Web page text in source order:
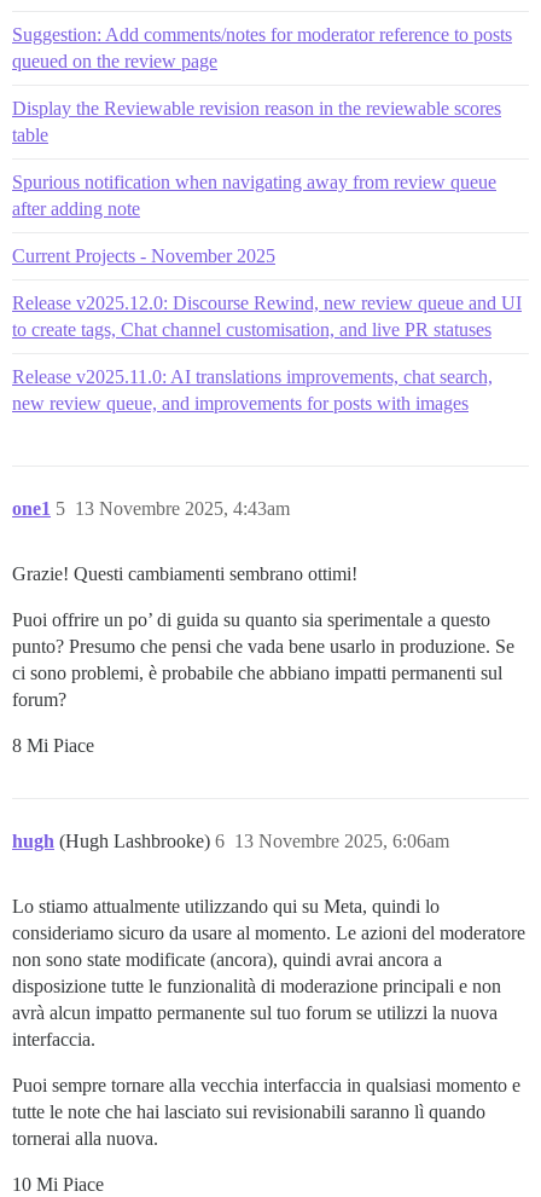
Suggestion: Add comments/notes for moderator reference to posts
queued on the review page
Display the Reviewable revision reason in the reviewable scores
table
Spurious notification when navigating away from review queue
after adding note
Current Projects - November 2025
Release v2025.12.0: Discourse Rewind, new review queue and UI
to create tags, Chat channel customisation, and live PR statuses
Release v2025.11.0: AI translations improvements, chat search,
new review queue, and improvements for posts with images
one1 13 Novembre 2025, 4:43am
5
Grazie! Questi cambiamenti sembrano ottimi!
Puoi offrire un po’ di guida su quanto sia sperimentale a questo
punto? Presumo che pensi che vada bene usarlo in produzione. Se
ci sono problemi, è probabile che abbiano impatti permanenti sul
forum?
8 Mi Piace
hugh (Hugh Lashbrooke) 13 Novembre 2025, 6:06am
6
Lo stiamo attualmente utilizzando qui su Meta, quindi lo
consideriamo sicuro da usare al momento. Le azioni del moderatore
non sono state modificate (ancora), quindi avrai ancora a
disposizione tutte le funzionalità di moderazione principali e non
avrà alcun impatto permanente sul tuo forum se utilizzi la nuova
interfaccia.
Puoi sempre tornare alla vecchia interfaccia in qualsiasi momento e
tutte le note che hai lasciato sui revisionabili saranno lì quando
tornerai alla nuova.
10 Mi Piace